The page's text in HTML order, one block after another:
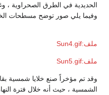
الحديدية في الطرق الصحراوية ،
وفيما يلي صور توضح مسطحات
ملف:Sun4.gif
ملف:Sun5.gif
وقد تم مؤخراً صنع خلايا شمسية
الشمسية ، حيث أنه خلال فترة